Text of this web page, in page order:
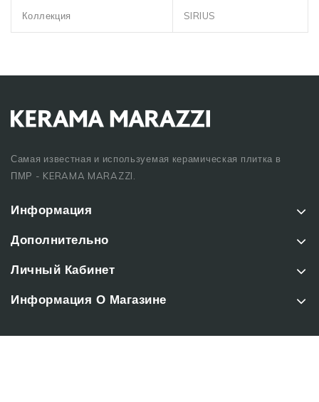
Коллекция SIRIUS
Самая известная и используемая керамическая плитка в
ПМР - KERAMA MARAZZI.
Информация
Дополнительно
Личный Кабинет
Информация О Магазине